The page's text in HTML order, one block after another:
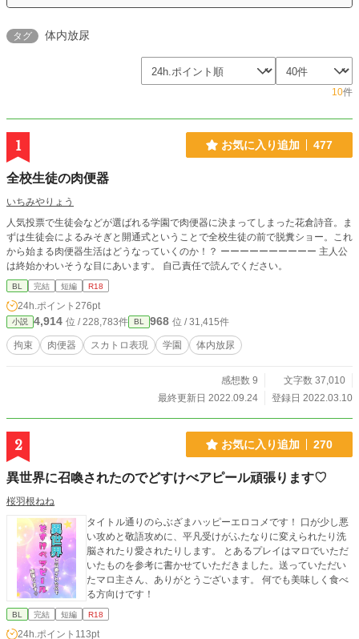
タグ 体内放尿
10件
1 お気に入り追加 477
全校生徒の肉便器
いちみやりょう
人気投票で生徒会などが選ばれる学園で肉便器に決まってしまった花倉詩音。ま
ずは生徒会によるみそぎと開通式ということで全校生徒の前で脱糞ショー。これ
から始まる肉便器生活はどうなっていくのか！？ ーーーーーーーーーー 主人公
は終始かわいそうな目にあいます。 自己責任で読んでください。
BL 完結 短編 R18
24h.ポイント 276pt
小説 4,914 位 / 228,783件 BL 968 位 / 31,415件
拘束 肉便器 スカトロ表現 学園 体内放尿
感想数 9
文字数 37,010
最終更新日 2022.09.24
登録日 2022.03.10
2 お気に入り追加 270
異世界に召喚されたのでどすけべアピール頑張ります♡
桜羽根ねね
タイトル通りのらぶざまハッピーエロコメです！ 口が少し悪
い攻めと敬語攻めに、平凡受けがふたなりに変えられたり洗
脳されたり愛されたりします。 とあるプレイはマロでいただ
いたものを参考に書かせていただきました。送っていただい
たマロ主さん、ありがとうございます。 何でも美味しく食べ
る方向けです！
BL 完結 短編 R18
24h.ポイント 113pt